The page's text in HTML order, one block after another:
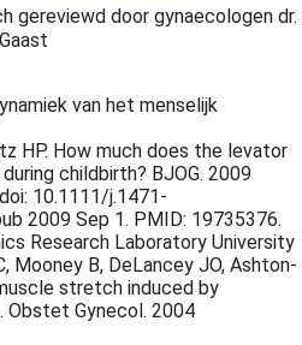
gereviewd door gynaecologen dr.
van het menselijk
HP. How much does the levator
childbirth? BJOG. 2009
10.1111/j.1471-
2009 Sep 1. PMID: 19735376.
Research Laboratory University
Mooney B, DeLancey JO, Ashton-
stretch induced by
Obstet Gynecol. 2004